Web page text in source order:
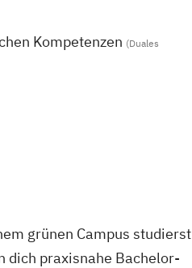
Kompetenzen (Duales
grünen Campus studierst
dich praxisnahe Bachelor-